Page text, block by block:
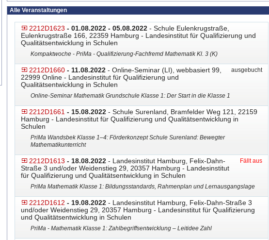
Alle Veranstaltungen
2212D1623 - 01.08.2022 - 05.08.2022- Schule Eulenkrugstraße,
Eulenkrugstraße 166, 22359 Hamburg - Landesinstitut für Qualifizierung und
Qualitätsentwicklung in Schulen
Kompaktwoche - PriMa - Qualifizierung-Fachfremd Mathematik Kl. 3 (K)
2212D1660 - 11.08.2022- Online-Seminar (LI), webbasiert 99,
22999 Online - Landesinstitut für Qualifizierung und
Qualitätsentwicklung in Schulen
ausgebucht
Online-Seminar Mathematik Grundschule Klasse 1: Der Start in die Klasse 1
2212D1661 - 15.08.2022- Schule Surenland, Bramfelder Weg 121, 22159
Hamburg - Landesinstitut für Qualifizierung und Qualitätsentwicklung in
Schulen
PriMa Wandsbek Klasse 1–4: Förderkonzept Schule Surenland: Bewegter
Mathematikunterricht
2212D1613 - 18.08.2022- Landesinstitut Hamburg, Felix-Dahn-
Straße 3 und/oder Weidenstieg 29, 20357 Hamburg - Landesinstitut
für Qualifizierung und Qualitätsentwicklung in Schulen
Fällt aus
PriMa Mathematik Klasse 1: Bildungsstandards, Rahmenplan und Lernausgangslage
2212D1612 - 19.08.2022- Landesinstitut Hamburg, Felix-Dahn-Straße 3
und/oder Weidenstieg 29, 20357 Hamburg - Landesinstitut für Qualifizierung
und Qualitätsentwicklung in Schulen
PriMa - Mathematik Klasse 1: Zahlbegriffsentwicklung – Leitidee Zahl